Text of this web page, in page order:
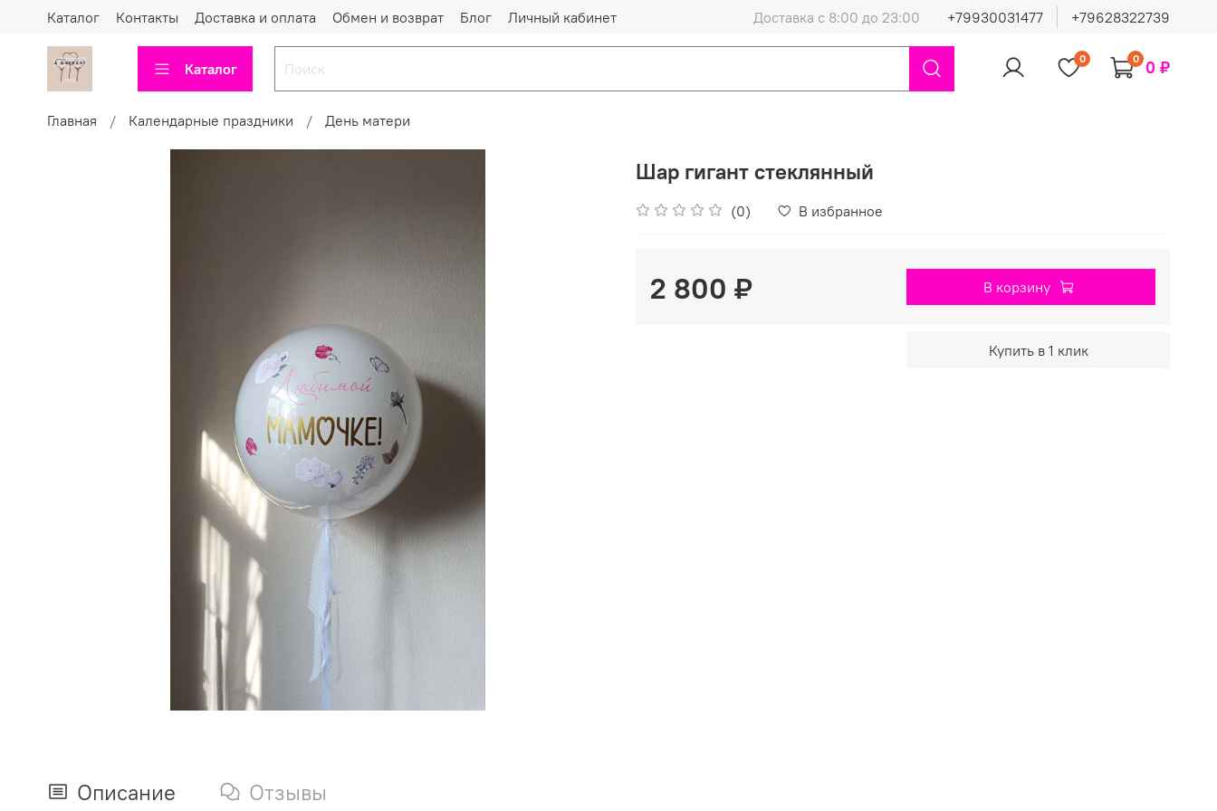
Каталог Контакты Доставка и оплата Обмен и возврат Блог Личный кабинет Доставка с 8:00 до 23:00 +79930031477 +79628322739
Каталог
0 0 0 ₽
Главная Календарные праздники День матери
Шар гигант стеклянный
(0) В избранное
2 800 ₽ В корзину
Купить в 1 клик
Описание Отзывы